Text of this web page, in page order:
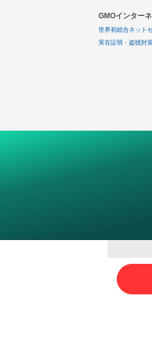
GMOインター
世界初総合ネット
実在証明・盗聴対
グループサービ
インターネットサ